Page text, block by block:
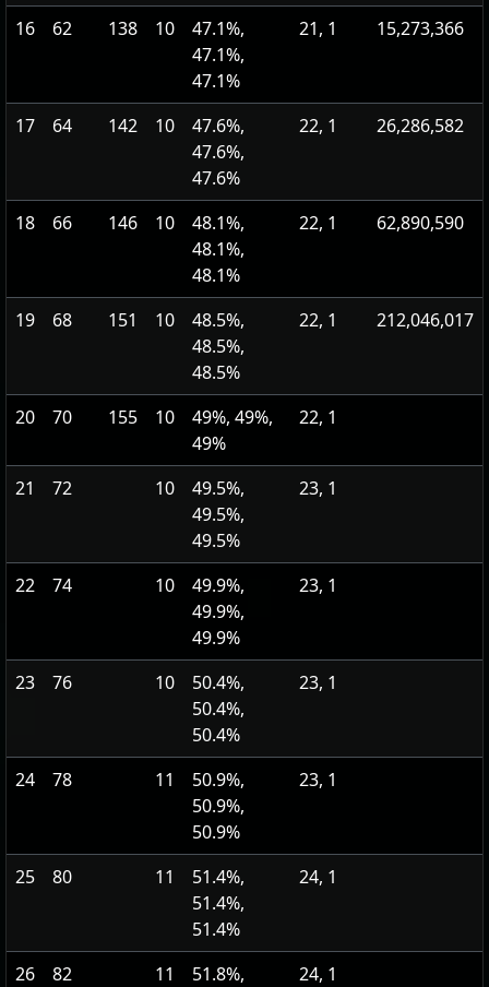
16 62 138 10
47.1%,
47.1%,
47.1%
21, 1 15,273,366
17 64 142 10
47.6%,
47.6%,
47.6%
22, 1 26,286,582
18 66 146 10
48.1%,
48.1%,
48.1%
22, 1 62,890,590
19 68 151 10
48.5%,
48.5%,
48.5%
22, 1 212,046,017
20 70 155 10
49%, 49%,
49%
22, 1
21 72 10
49.5%,
49.5%,
49.5%
23, 1
22 74 10
49.9%,
49.9%,
49.9%
23, 1
23 76 10
50.4%,
50.4%,
50.4%
23, 1
24 78 11
50.9%,
50.9%,
50.9%
23, 1
25 80 11
51.4%,
51.4%,
51.4%
24, 1
26 82 11 51.8%, 24, 1